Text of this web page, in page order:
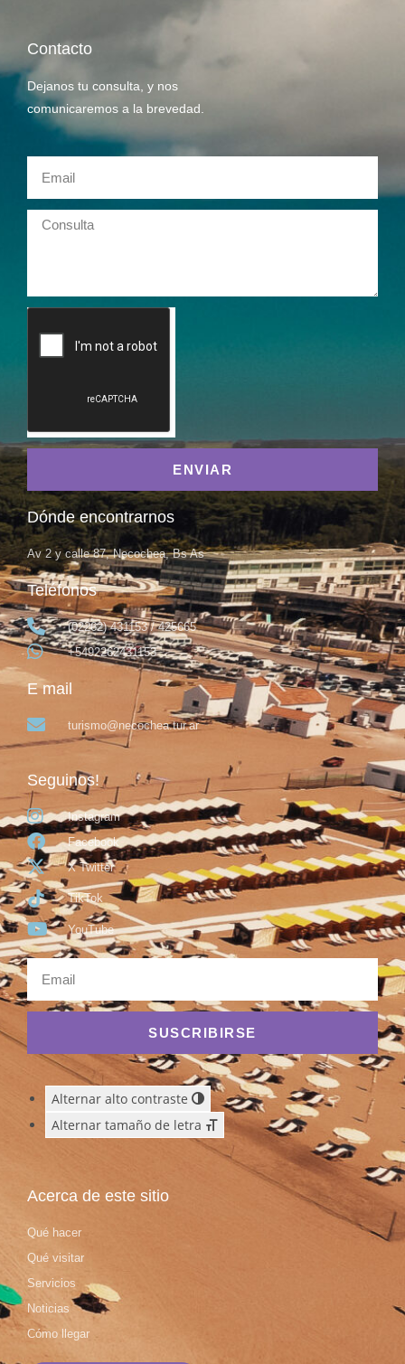
Contacto
Dejanos tu consulta, y nos
comunicaremos a la brevedad.
ENVIAR
Dónde encontrarnos
Av 2 y calle 87, Necochea, Bs As
Teléfonos
(02262) 431153 / 425665
+5492262431153
E mail
turismo@necochea.tur.ar
Seguinos!
Instagram
Facebook
X Twitter
TikTok
YouTube
SUSCRIBIRSE
Alternar alto contraste
Alternar tamaño de letra
Acerca de este sitio
Qué hacer
Qué visitar
Servicios
Noticias
Cómo llegar